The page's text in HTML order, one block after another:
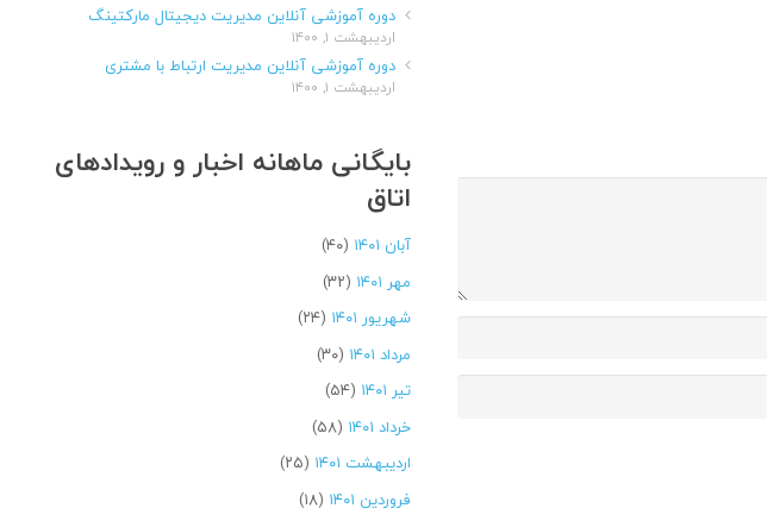
دوره آموزشی آنلاین مدیریت دیجیتال مارکتینگ
اردیبهشت ۱, ۱۴۰۰
دوره آموزشی آنلاین مدیریت ارتباط با مشتری
اردیبهشت ۱, ۱۴۰۰
بایگانی ماهانه اخبار و رویدادهای
اتاق
آبان ۱۴۰۱
(۴۰)
مهر ۱۴۰۱
(۳۲)
شهریور ۱۴۰۱
(۲۴)
مرداد ۱۴۰۱
(۳۰)
تیر ۱۴۰۱
(۵۴)
خرداد ۱۴۰۱
(۵۸)
اردیبهشت ۱۴۰۱
(۲۵)
فروردین ۱۴۰۱
(۱۸)